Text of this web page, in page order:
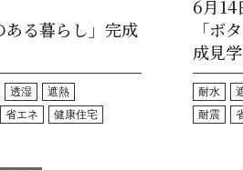
ある暮らし」完成
透湿
遮熱
省エネ
健康住宅
6月14
「ボ
成見
耐水
耐震